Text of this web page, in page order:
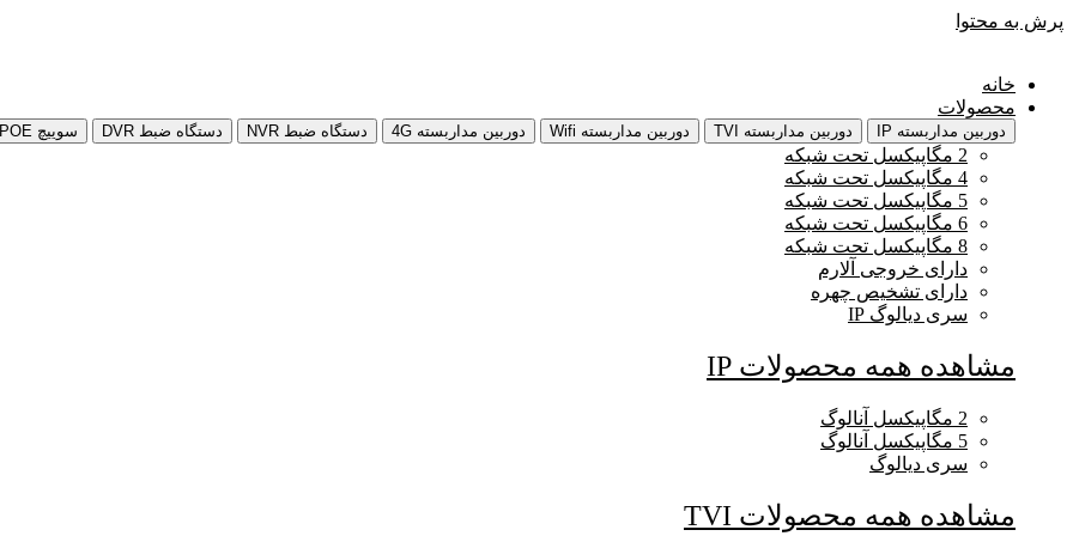
پرش به محتوا
خانه
محصولات
دوربین مداربسته IP دوربین مداربسته TVI دوربین مداربسته Wifi دوربین مداربسته 4G دستگاه ضبط NVR دستگاه ضبط DVR سوییچ POE
2 مگاپیکسل تحت شبکه
4 مگاپیکسل تحت شبکه
5 مگاپیکسل تحت شبکه
6 مگاپیکسل تحت شبکه
8 مگاپیکسل تحت شبکه
دارای خروجی آلارم
دارای تشخیص چهره
سری دیالوگ IP
مشاهده همه محصولات IP
2 مگاپیکسل آنالوگ
5 مگاپیکسل آنالوگ
سری دیالوگ
مشاهده همه محصولات TVI